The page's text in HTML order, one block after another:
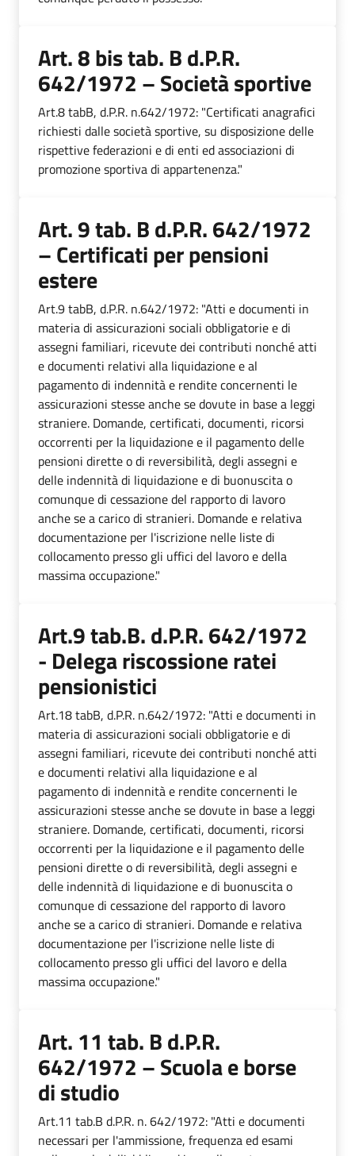
Art. 8 bis tab. B d.P.R.
642/1972 – Società sportive
Art.8 tabB, d.P.R. n.642/1972: "Certificati anagrafici
richiesti dalle società sportive, su disposizione delle
rispettive federazioni e di enti ed associazioni di
promozione sportiva di appartenenza."
Art. 9 tab. B d.P.R. 642/1972
– Certificati per pensioni
estere
Art.9 tabB, d.P.R. n.642/1972: "Atti e documenti in
materia di assicurazioni sociali obbligatorie e di
assegni familiari, ricevute dei contributi nonché atti
e documenti relativi alla liquidazione e al
pagamento di indennità e rendite concernenti le
assicurazioni stesse anche se dovute in base a leggi
straniere. Domande, certificati, documenti, ricorsi
occorrenti per la liquidazione e il pagamento delle
pensioni dirette o di reversibilità, degli assegni e
delle indennità di liquidazione e di buonuscita o
comunque di cessazione del rapporto di lavoro
anche se a carico di stranieri. Domande e relativa
documentazione per l'iscrizione nelle liste di
collocamento presso gli uffici del lavoro e della
massima occupazione."
Art.9 tab.B. d.P.R. 642/1972
- Delega riscossione ratei
pensionistici
Art.18 tabB, d.P.R. n.642/1972: "Atti e documenti in
materia di assicurazioni sociali obbligatorie e di
assegni familiari, ricevute dei contributi nonché atti
e documenti relativi alla liquidazione e al
pagamento di indennità e rendite concernenti le
assicurazioni stesse anche se dovute in base a leggi
straniere. Domande, certificati, documenti, ricorsi
occorrenti per la liquidazione e il pagamento delle
pensioni dirette o di reversibilità, degli assegni e
delle indennità di liquidazione e di buonuscita o
comunque di cessazione del rapporto di lavoro
anche se a carico di stranieri. Domande e relativa
documentazione per l'iscrizione nelle liste di
collocamento presso gli uffici del lavoro e della
massima occupazione."
Art. 11 tab. B d.P.R.
642/1972 – Scuola e borse
di studio
Art.11 tab.B d.P.R. n. 642/1972: "Atti e documenti
necessari per l'ammissione, frequenza ed esami